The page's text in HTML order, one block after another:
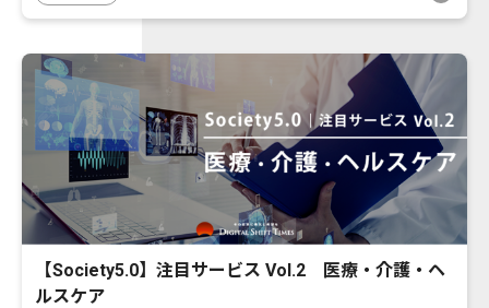
【Society5.0】注目サービス Vol.2 医療・介護・ヘ
ルスケア